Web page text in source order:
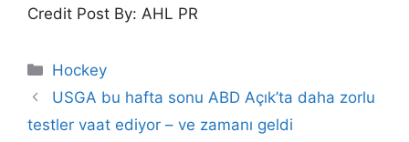
Credit Post By: AHL PR
Categories
Hockey
USGA bu hafta sonu ABD Açık’ta daha zorlu
testler vaat ediyor – ve zamanı geldi